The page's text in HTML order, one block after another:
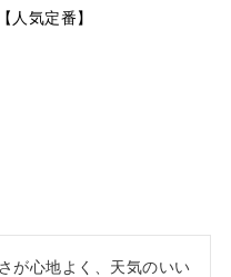
人気定番】
が心地よく、天気のいい